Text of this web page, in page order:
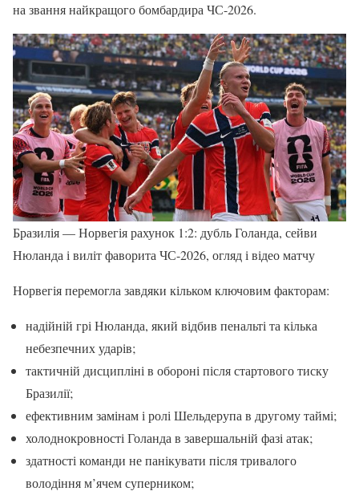
на звання найкращого бомбардира ЧС-2026.
Бразилія — Норвегія рахунок 1:2: дубль Голанда, сейви
Нюланда і виліт фаворита ЧС-2026, огляд і відео матчу
Норвегія перемогла завдяки кільком ключовим факторам:
надійній грі Нюланда, який відбив пенальті та кілька
небезпечних ударів;
тактичній дисципліні в обороні після стартового тиску
Бразилії;
ефективним замінам і ролі Шельдерупа в другому таймі;
холоднокровності Голанда в завершальній фазі атак;
здатності команди не панікувати після тривалого
володіння м’ячем суперником;